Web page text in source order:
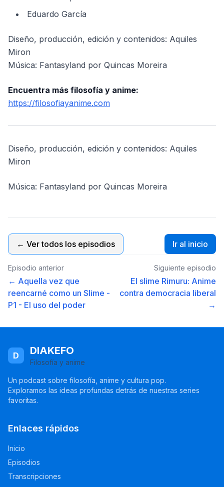
Eduardo García
Diseño, producción, edición y contenidos: Aquiles
Miron
Música: Fantasyland por Quincas Moreira
Encuentra más filosofía y anime:
https://filosofiayanime.com
Diseño, producción, edición y contenidos: Aquiles
Miron
Música: Fantasyland por Quincas Moreira
← Ver todos los episodios Ir al inicio
Episodio anterior
← Aquella vez que
reencarné como un Slime -
P1 - El uso del poder
Siguiente episodio
El slime Rimuru: Anime
contra democracia liberal
→
D DIAKEFO
Filosofía y anime
Un podcast sobre filosofía, anime y cultura pop.
Exploramos las ideas profundas detrás de nuestras series
favoritas.
Enlaces rápidos
Inicio
Episodios
Transcripciones